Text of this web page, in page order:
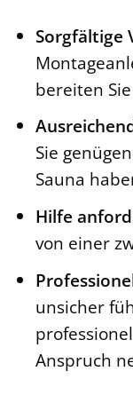
Sorgfältige
bereiten
Sie
Sauna
Hilfe
von einer
unsicher
Anspruch